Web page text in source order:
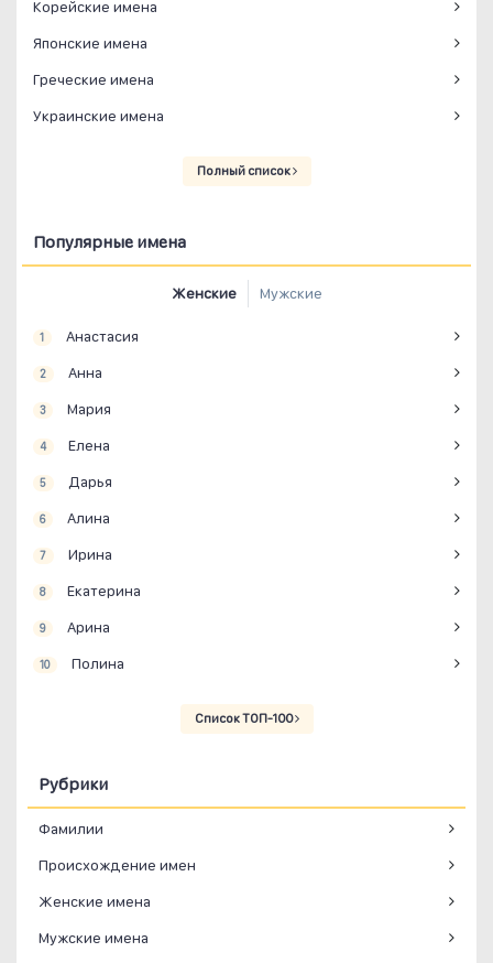
Корейские имена
Японские имена
Греческие имена
Украинские имена
Полный список
Популярные имена
Женские Мужские
1 Анастасия
2 Анна
3 Мария
4 Елена
5 Дарья
6 Алина
7 Ирина
8 Екатерина
9 Арина
10 Полина
Список ТОП-100
Рубрики
Фамилии
Происхождение имен
Женские имена
Мужские имена